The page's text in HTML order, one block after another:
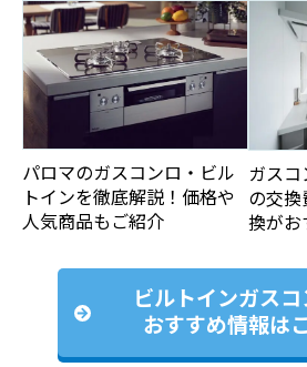
パロマのガスコンロ・ビル
トインを徹底解説！価格や
人気商品もご紹介
ガス
の交換
換がお
ビルトインガス
おすすめ情報は